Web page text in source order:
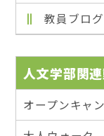
教員ブログ
人文学部関
オープンキャ